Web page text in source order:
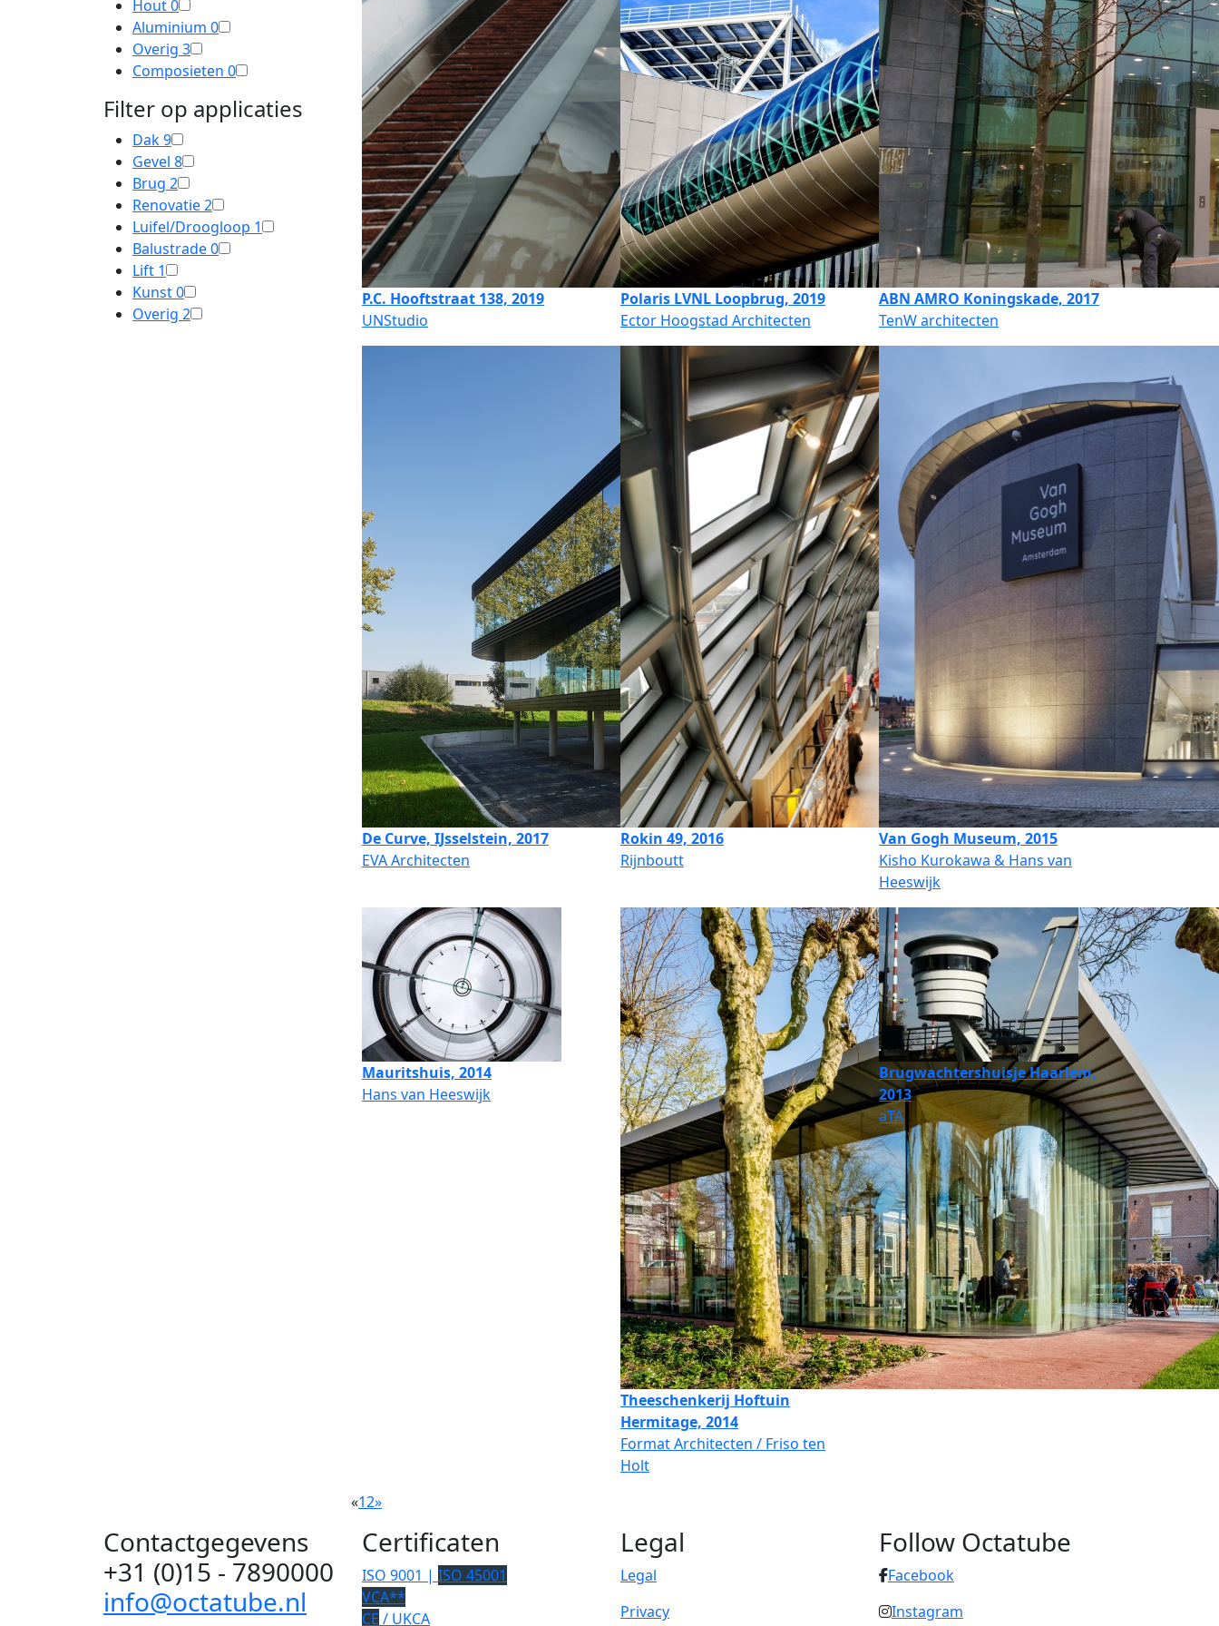
Hout0
Aluminium 0
Overig 3
Composieten 0
Filter op applicaties
Dak9
Gevel 8
Brug 2
Renovatie2
Luifel/Droogloop 1
Balustrade0
Lift 1
Kunst0
Overig 2
P.C. Hooftstraat 138, 2019
UNStudio
Polaris LVNL Loopbrug, 2019
Ector Hoogstad Architecten
ABN AMRO Koningskade, 2017
TenW architecten
De Curve, IJsselstein, 2017
EVA Architecten
Rokin 49, 2016
Rijnboutt
Van Gogh Museum, 2015
Kisho Kurokawa & Hans van
Heeswijk
Mauritshuis, 2014
Hans van Heeswijk
Theeschenkerij Hoftuin
Hermitage, 2014
Format Architecten / Friso ten
Holt
Brugwachtershuisje Haarlem,
2013
aTA
«12»
Contactgegevens
+31 (0)15 - 7890000
info@octatube.nl
Certificaten
ISO 9001 | ISO 45001
VCA**
CE / UKCA
Legal
Legal
Privacy
Follow Octatube
Facebook
Instagram